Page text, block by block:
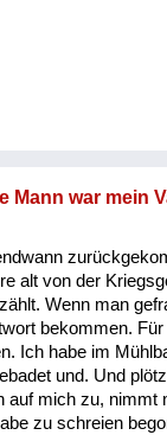
anbrüllt, und das ist
Mann war mein
alt von der
Wenn man
bekommen.
Ich habe im
und. Und
auf mich zu, nimmt
zu schreien